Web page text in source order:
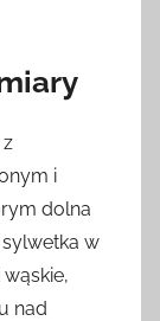
i
dolna
w
wąskie,
nad